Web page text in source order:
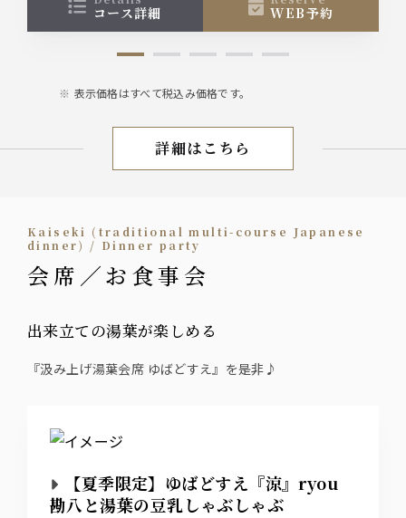
コース詳細 WEB予約
表示価格はすべて税込み価格です。
宴会／会席 飲み放題付き
詳細はこちら
Kaiseki (traditional multi-course Japanese
dinner) / Dinner party
会席／お食事会
出来立ての湯葉が楽しめる
『汲み上げ湯葉会席 ゆばどすえ』を是非♪
【夏季限定】ゆばどすえ『涼』ryou
勘八と湯葉の豆乳しゃぶしゃぶ